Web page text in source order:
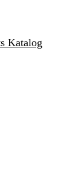
Katalog